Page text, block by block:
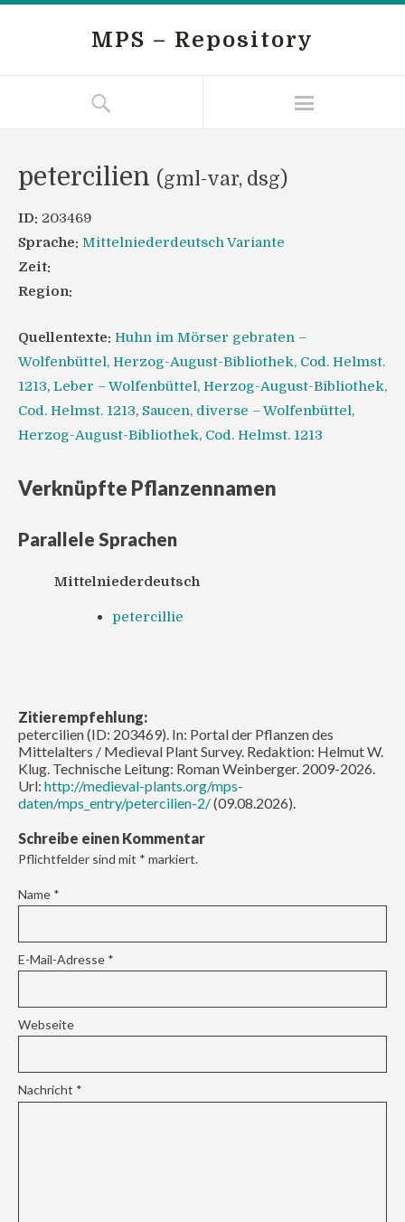
MPS – Repository
petercilien (gml-var, dsg)
ID: 203469
Sprache: Mittelniederdeutsch Variante
Zeit:
Region:
Quellentexte: Huhn im Mörser gebraten –
Wolfenbüttel, Herzog-August-Bibliothek, Cod. Helmst.
1213, Leber – Wolfenbüttel, Herzog-August-Bibliothek,
Cod. Helmst. 1213, Saucen, diverse – Wolfenbüttel,
Herzog-August-Bibliothek, Cod. Helmst. 1213
Verknüpfte Pflanzennamen
Parallele Sprachen
Mittelniederdeutsch
petercillie
Zitierempfehlung:
petercilien (ID: 203469). In: Portal der Pflanzen des
Mittelalters / Medieval Plant Survey. Redaktion: Helmut W.
Klug. Technische Leitung: Roman Weinberger. 2009-2026.
Url: http://medieval-plants.org/mps-
daten/mps_entry/petercilien-2/(09.08.2026).
Schreibe einen Kommentar
Pflichtfelder sind mit * markiert.
Name *
E-Mail-Adresse *
Webseite
Nachricht *